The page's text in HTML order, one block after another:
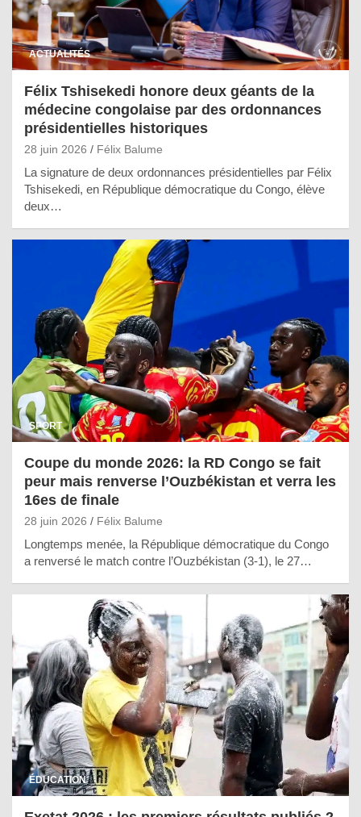
ACTUALITÉS
Félix Tshisekedi honore deux géants de la
médecine congolaise par des ordonnances
présidentielles historiques
28 juin 2026 Félix Balume
La signature de deux ordonnances présidentielles par Félix
Tshisekedi, en République démocratique du Congo, élève
deux…
SPORT
Coupe du monde 2026: la RD Congo se fait
peur mais renverse l’Ouzbékistan et verra les
16es de finale
28 juin 2026 Félix Balume
Longtemps menée, la République démocratique du Congo
a renversé le match contre l’Ouzbékistan (3-1), le 27…
ÉDUCATION